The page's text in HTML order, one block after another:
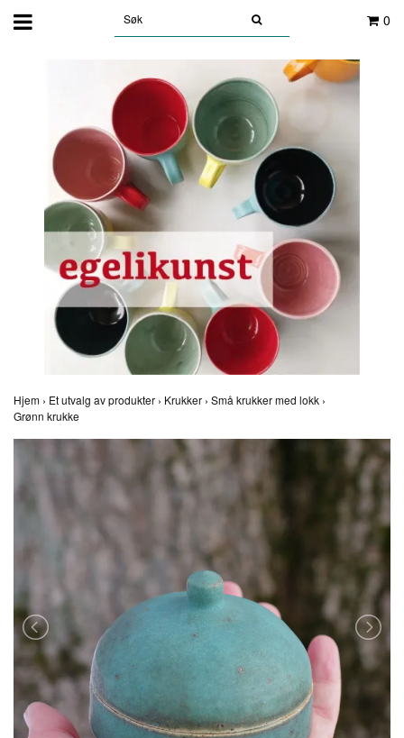
0
Hjem › Et utvalg av produkter › Krukker › Små krukker med lokk ›
Grønn krukke